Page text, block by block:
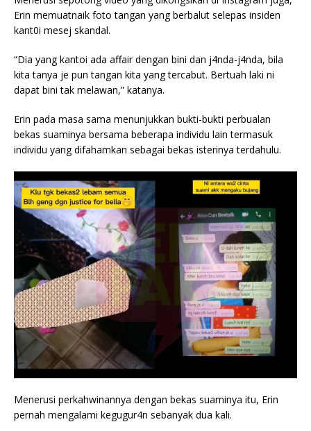
Erin memuatnaik foto tangan yang berbalut selepas insiden
kant0i mesej skandal.
“Dia yang kantoi ada affair dengan bini dan j4nda-j4nda, bila
kita tanya je pun tangan kita yang tercabut. Bertuah laki ni
dapat bini tak melawan,” katanya.
Erin pada masa sama menunjukkan bukti-bukti perbualan
bekas suaminya bersama beberapa individu lain termasuk
individu yang difahamkan sebagai bekas isterinya terdahulu.
Menerusi perkahwinannya dengan bekas suaminya itu, Erin
pernah mengalami kegugur4n sebanyak dua kali.